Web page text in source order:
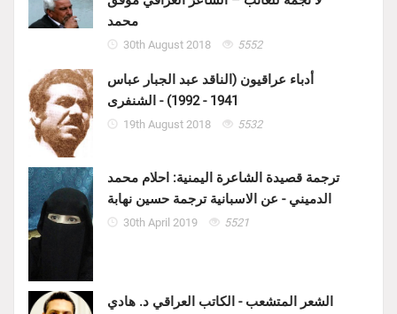
محمد
30th August 2018 5552
أدباء عراقيون (الناقد عبد الجبار عباس
1941 - 1992) - الشنفرى
19th August 2018 5532
ترجمة قصيدة الشاعرة اليمنية: احلام محمد
الدميني - عن الاسبانية ترجمة حسين نهابة
30th April 2019 5521
الشعر المتشعب - الكاتب العراقي د. هادي